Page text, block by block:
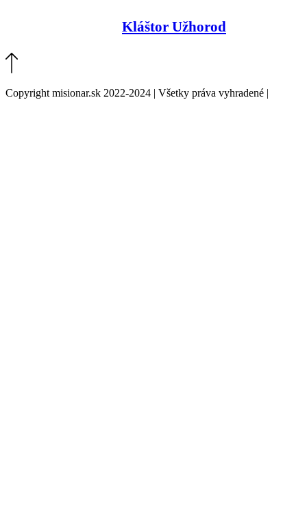
Kláštor Užhorod
Copyright misionar.sk 2022-2024 | Všetky práva vyhradené |